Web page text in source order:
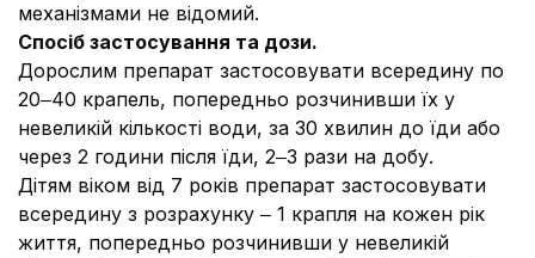
механізмами не відомий.
Спосіб застосування та дози.
Дорослим препарат застосовувати всередину по
20‒40 крапель, попередньо розчинивши їх у
невеликій кількості води, за 30 хвилин до їди або
через 2 години після їди, 2‒3 рази на добу.
Дітям віком від 7 років препарат застосовувати
всередину з розрахунку ‒ 1 крапля на кожен рік
життя, попередньо розчинивши у невеликій